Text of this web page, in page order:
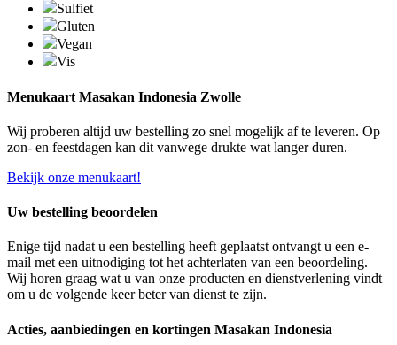
Sulfiet
Gluten
Vegan
Vis
Menukaart Masakan Indonesia Zwolle
Wij proberen altijd uw bestelling zo snel mogelijk af te leveren. Op
zon- en feestdagen kan dit vanwege drukte wat langer duren.
Bekijk onze menukaart!
Uw bestelling beoordelen
Enige tijd nadat u een bestelling heeft geplaatst ontvangt u een e-
mail met een uitnodiging tot het achterlaten van een beoordeling.
Wij horen graag wat u van onze producten en dienstverlening vindt
om u de volgende keer beter van dienst te zijn.
Acties, aanbiedingen en kortingen Masakan Indonesia